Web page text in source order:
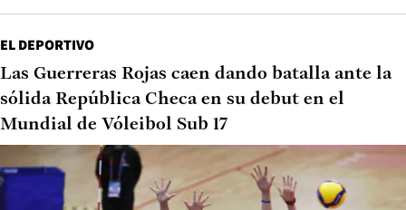
EL DEPORTIVO
Las Guerreras Rojas caen dando batalla ante la
sólida República Checa en su debut en el
Mundial de Vóleibol Sub 17